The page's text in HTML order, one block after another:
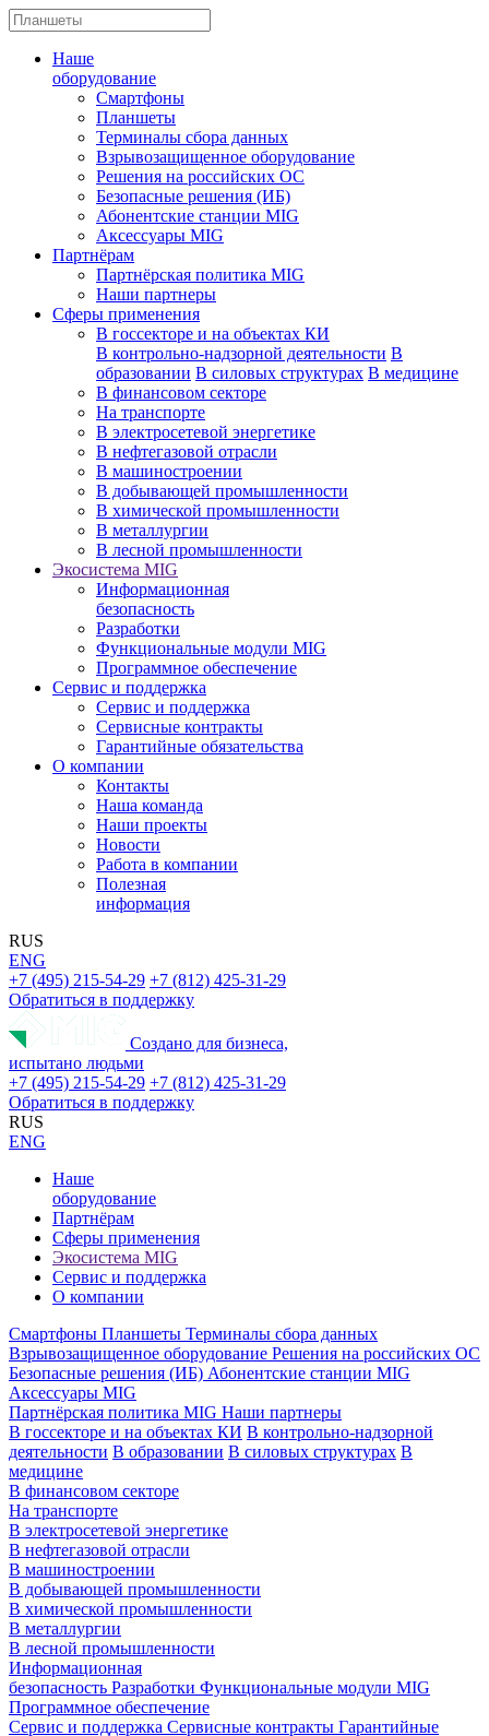
Наше
оборудование
Смартфоны
Планшеты
Терминалы сбора данных
Взрывозащищенное оборудование
Решения на российских ОС
Безопасные решения (ИБ)
Абонентские станции MIG
Аксессуары MIG
Партнёрам
Партнёрская политика MIG
Наши партнеры
Сферы применения
В госсекторе и на объектах КИ
В контрольно-надзорной деятельности В
образовании В силовых структурах В медицине
В финансовом секторе
На транспорте
В электросетевой энергетике
В нефтегазовой отрасли
В машиностроении
В добывающей промышленности
В химической промышленности
В металлургии
В лесной промышленности
Экосистема MIG
Информационная
безопасность
Разработки
Функциональные модули MIG
Программное обеспечение
Сервис и поддержка
Сервис и поддержка
Сервисные контракты
Гарантийные обязательства
О компании
Контакты
Наша команда
Наши проекты
Новости
Работа в компании
Полезная
информация
RUS
ENG
+7 (495) 215-54-29 +7 (812) 425-31-29
Обратиться в поддержку
Создано для бизнеса,
испытано людьми
+7 (495) 215-54-29 +7 (812) 425-31-29
Обратиться в поддержку
RUS
ENG
Наше
оборудование
Партнёрам
Сферы применения
Экосистема MIG
Сервис и поддержка
О компании
Смартфоны Планшеты Терминалы сбора данных
Взрывозащищенное оборудование Решения на российских ОС
Безопасные решения (ИБ) Абонентские станции MIG
Аксессуары MIG
Партнёрская политика MIG Наши партнеры
В госсекторе и на объектах КИ В контрольно-надзорной
деятельности В образовании В силовых структурах В
медицине
В финансовом секторе
На транспорте
В электросетевой энергетике
В нефтегазовой отрасли
В машиностроении
В добывающей промышленности
В химической промышленности
В металлургии
В лесной промышленности
Информационная
безопасность Разработки Функциональные модули MIG
Программное обеспечение
Сервис и поддержка Сервисные контракты Гарантийные